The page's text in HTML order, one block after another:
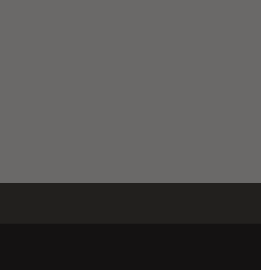
Reality Fluorescence in Aneurysm Treatment